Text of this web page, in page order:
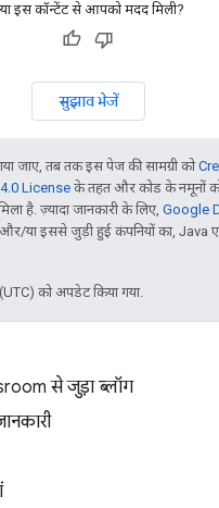
इस कॉन्टेंट से आपको मदद मिली?
सुझाव भेजें
जाए, तब तक इस पेज की सामग्री को
License के तहत और कोड के नमूनों
है. ज़्यादा जानकारी के लिए, Google
या इससे जुड़ी हुई कंपनियों का, Java
को अपडेट किया गया.
से जुड़ा ब्लॉग